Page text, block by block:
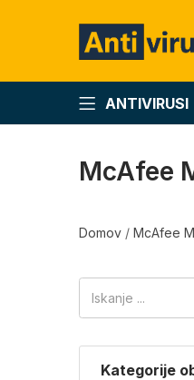
ANTIVIRUSI
McAfee
Domov / McAfee
Kategorije